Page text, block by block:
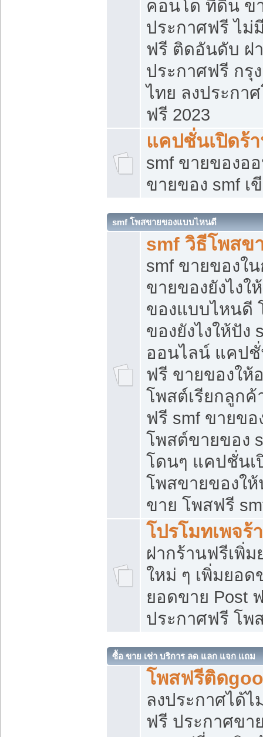
คอนโด ที่ดิน ข
ประกาศฟรี ไม่
ฟรี ติดอันดับ ฝ
ประกาศฟรี กรุ
ไทย ลงประกา
ฟรี 2023
แคปชั่นเปิดร้
smf ขายของอ
ขายของ smf เ
smf โพสขายของแบบไหนดี
smf วิธีโพสข
smf ขายของใ
ขายของยังไง
ของแบบไหนดี
ของยังไงให้ปั
ออนไลน์ แคป
ฟรี ขายของให้
โพสต์เรียกลูกค้
ฟรี smf ขายขอ
โพสต์ขายของ
โดนๆ แคปชั่นเ
โพสขายของใ
ขาย โพสฟรี
โปรโมทเพจร้
ฝากร้านฟรีเพิ่
ใหม่ ๆ เพิ่มยอด
ยอดขาย Post
ประกาศฟรี โพ
ซื้อ ขาย เช่า บริการ ลด แลก แจก แถม
โพสฟรีติด
ลงประกาศได้
ฟรี ประกาศข